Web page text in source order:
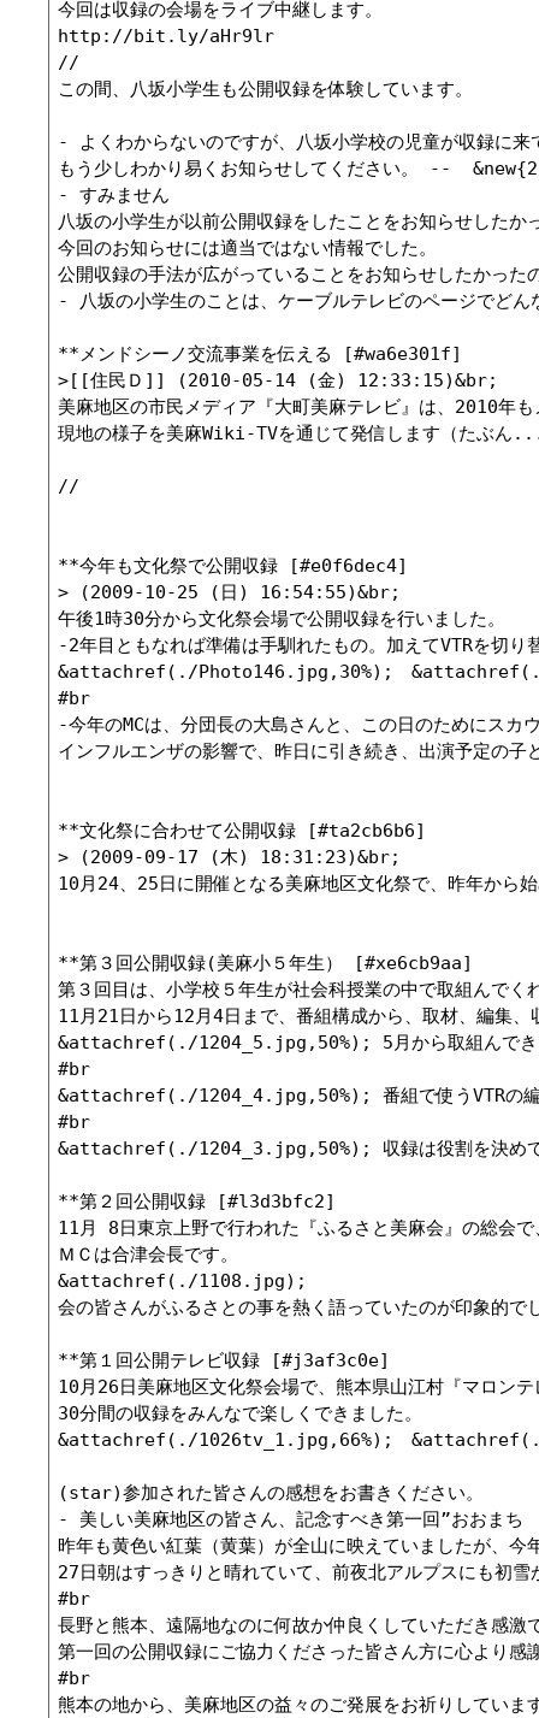
今回は収録の会場をライブ中継します。
http://bit.ly/aHr9lr
//
この間、八坂小学生も公開収録を体験しています。
- よくわからないのですが、八坂小学校の児童が収録に来
もう少しわかり易くお知らせしてください。 --
- すみません
八坂の小学生が以前公開収録をしたことをお知らせしたか
今回のお知らせには適当ではない情報でした。
公開収録の手法が広がっていることをお知らせした
- 八坂の小学生のことは、ケーブルテレビのページ
**メンドシーノ交流事業を伝える [#wa6e301f]
>[[住民Ｄ]] (2010-05-14 (金) 12:33:15)&br;
美麻地区の市民メディア『大町美麻テレビ』は、2010
現地の様子を美麻Wiki-TVを通じて発信します（たぶん
//
**今年も文化祭で公開収録 [#e0f6dec4]
> (2009-10-25 (日) 16:54:55)&br;
午後1時30分から文化祭会場で公開収録を行いました。
-2年目ともなれば準備は手馴れたもの。加えてVTRを切
&attachref(./Photo146.jpg,30%);　
#br
-今年のMCは、分団長の大島さんと、この日のためにスカ
インフルエンザの影響で、昨日に引き続き、出演予定の
**文化祭に合わせて公開収録 [#ta2cb6b6]
> (2009-09-17 (木) 18:31:23)&br;
10月24、25日に開催となる美麻地区文化祭で、昨年から
**第３回公開収録(美麻小５年生） [#xe6cb9aa]
第３回目は、小学校５年生が社会科授業の中で取組んでく
11月21日から12月4日まで、番組構成から、取材、編集
&attachref(./1204_5.jpg,50%); 5月から取組んできた
#br
&attachref(./1204_4.jpg,50%); 番組で使うVTRの編
#br
&attachref(./1204_3.jpg,50%); 収録は役割を決めて
**第２回公開収録 [#l3d3bfc2]
11月 8日東京上野で行われた『ふるさと美麻会』の総会
ＭＣは合津会長です。
&attachref(./1108.jpg);
会の皆さんがふるさとの事を熱く語っていたのが印象的で
**第１回公開テレビ収録 [#j3af3c0e]
10月26日美麻地区文化祭会場で、熊本県山江村『マロン
30分間の収録をみんなで楽しくできました。
&attachref(./1026tv_1.jpg,66%);　
(star)参加された皆さんの感想をお書きください。
- 美しい美麻地区の皆さん、記念すべき第一回”おおまち
昨年も黄色い紅葉（黄葉）が全山に映えていましたが、今
27日朝はすっきりと晴れていて、前夜北アルプスにも初
#br
長野と熊本、遠隔地なのに何故か仲良くしていただき感激
第一回の公開収録にご協力くださった皆さん方に心より
#br
熊本の地から、美麻地区の益々のご発展をお祈りしていま